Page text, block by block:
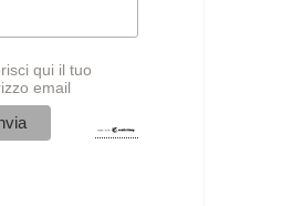
qui il tuo
email